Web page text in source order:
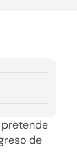
de